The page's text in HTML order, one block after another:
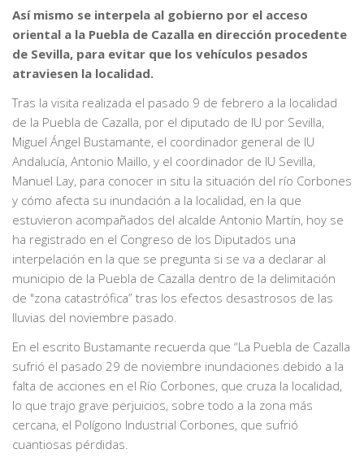
Así mismo se interpela al gobierno por el acceso
oriental a la Puebla de Cazalla en dirección procedente
de Sevilla, para evitar que los vehículos pesados
atraviesen la localidad.
Tras la visita realizada el pasado 9 de febrero a la localidad
de la Puebla de Cazalla, por el diputado de IU por Sevilla,
Miguel Ángel Bustamante, el coordinador general de IU
Andalucía, Antonio Maillo, y el coordinador de IU Sevilla,
Manuel Lay, para conocer in situ la situación del río Corbones
y cómo afecta su inundación a la localidad, en la que
estuvieron acompañados del alcalde Antonio Martín, hoy se
ha registrado en el Congreso de los Diputados una
interpelación en la que se pregunta si se va a declarar al
municipio de la Puebla de Cazalla dentro de la delimitación
de "zona catastrófica” tras los efectos desastrosos de las
lluvias del noviembre pasado.
En el escrito Bustamante recuerda que “La Puebla de Cazalla
sufrió el pasado 29 de noviembre inundaciones debido a la
falta de acciones en el Río Corbones, que cruza la localidad,
lo que trajo grave perjuicios, sobre todo a la zona más
cercana, el Polígono Industrial Corbones, que sufrió
cuantiosas pérdidas.